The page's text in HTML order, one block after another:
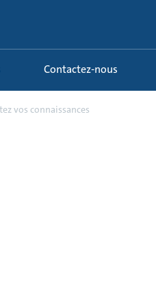
Contactez-nous
vos connaissances